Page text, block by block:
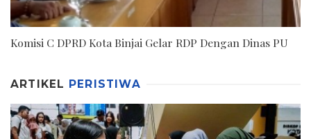
Komisi C DPRD Kota Binjai Gelar RDP Dengan Dinas PU
ARTIKEL PERISTIWA